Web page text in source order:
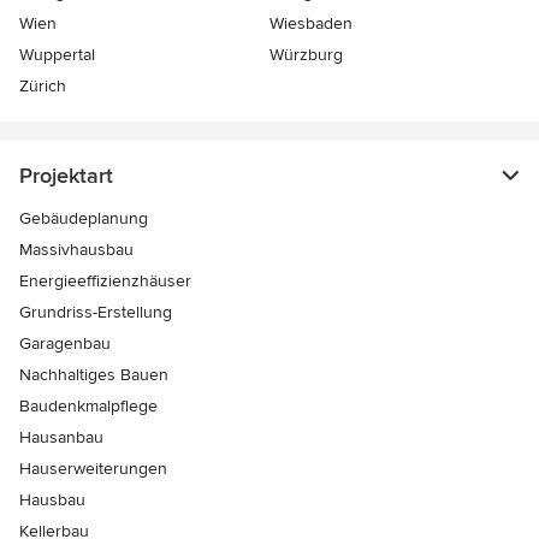
Wien
Wiesbaden
Wuppertal
Würzburg
Zürich
Projektart
Gebäudeplanung
Massivhausbau
Energieeffizienzhäuser
Grundriss-Erstellung
Garagenbau
Nachhaltiges Bauen
Baudenkmalpflege
Hausanbau
Hauserweiterungen
Hausbau
Kellerbau